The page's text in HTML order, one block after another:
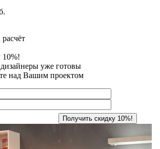
расчёт
10%!
уже готовы
над Вашим проектом